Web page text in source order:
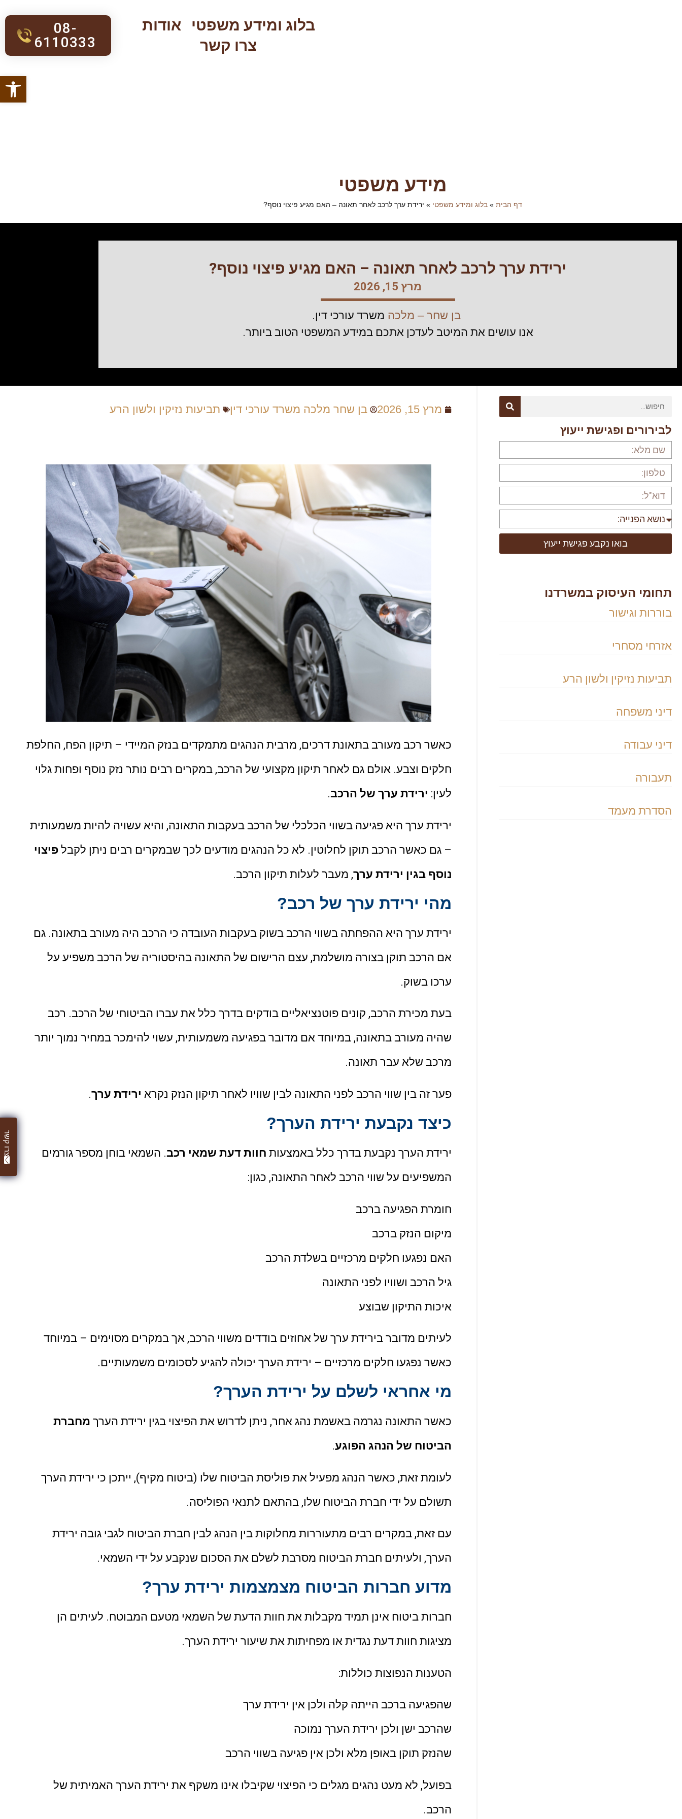
בלוג ומידע משפטי
אודות
צרו קשר
08-
6110333
מידע משפטי
דף הבית » בלוג ומידע משפטי » ירידת ערך לרכב לאחר תאונה – האם מגיע פיצוי נוסף?
ירידת ערך לרכב לאחר תאונה – האם מגיע פיצוי נוסף?
מרץ 15, 2026
בן שחר – מלכה משרד עורכי דין.
אנו עושים את המיטב לעדכן אתכם במידע המשפטי הטוב ביותר.
לבירורים ופגישת ייעוץ
בואו נקבע פגישת ייעוץ
תחומי העיסוק במשרדנו
בוררות וגישור
אזרחי מסחרי
תביעות נזיקין ולשון הרע
דיני משפחה
דיני עבודה
תעבורה
הסדרת מעמד
מרץ 15, 2026 בן שחר מלכה משרד עורכי דין תביעות נזיקין ולשון הרע
כאשר רכב מעורב בתאונת דרכים, מרבית הנהגים מתמקדים בנזק המיידי – תיקון הפח, החלפת
חלקים וצבע. אולם גם לאחר תיקון מקצועי של הרכב, במקרים רבים נותר נזק נוסף ופחות גלוי
לעין: ירידת ערך של הרכב.
ירידת ערך היא פגיעה בשווי הכלכלי של הרכב בעקבות התאונה, והיא עשויה להיות משמעותית
– גם כאשר הרכב תוקן לחלוטין. לא כל הנהגים מודעים לכך שבמקרים רבים ניתן לקבלפיצוי
נוסף בגין ירידת ערך, מעבר לעלות תיקון הרכב.
מהי ירידת ערך של רכב?
ירידת ערך היא ההפחתה בשווי הרכב בשוק בעקבות העובדה כי הרכב היה מעורב בתאונה. גם
אם הרכב תוקן בצורה מושלמת, עצם הרישום של התאונה בהיסטוריה של הרכב משפיע על
ערכו בשוק.
בעת מכירת הרכב, קונים פוטנציאליים בודקים בדרך כלל את עברו הביטוחי של הרכב. רכב
שהיה מעורב בתאונה, במיוחד אם מדובר בפגיעה משמעותית, עשוי להימכר במחיר נמוך יותר
מרכב שלא עבר תאונה.
פער זה בין שווי הרכב לפני התאונה לבין שוויו לאחר תיקון הנזק נקרא ירידת ערך.
כיצד נקבעת ירידת הערך?
ירידת הערך נקבעת בדרך כלל באמצעות חוות דעת שמאי רכב. השמאי בוחן מספר גורמים
המשפיעים על שווי הרכב לאחר התאונה, כגון:
חומרת הפגיעה ברכב
מיקום הנזק ברכב
האם נפגעו חלקים מרכזיים בשלדת הרכב
גיל הרכב ושוויו לפני התאונה
איכות התיקון שבוצע
לעיתים מדובר בירידת ערך של אחוזים בודדים משווי הרכב, אך במקרים מסוימים – במיוחד
כאשר נפגעו חלקים מרכזיים – ירידת הערך יכולה להגיע לסכומים משמעותיים.
מי אחראי לשלם על ירידת הערך?
כאשר התאונה נגרמה באשמת נהג אחר, ניתן לדרוש את הפיצוי בגין ירידת הערך מחברת
הביטוח של הנהג הפוגע.
לעומת זאת, כאשר הנהג מפעיל את פוליסת הביטוח שלו (ביטוח מקיף), ייתכן כי ירידת הערך
תשולם על ידי חברת הביטוח שלו, בהתאם לתנאי הפוליסה.
עם זאת, במקרים רבים מתעוררות מחלוקות בין הנהג לבין חברת הביטוח לגבי גובה ירידת
הערך, ולעיתים חברת הביטוח מסרבת לשלם את הסכום שנקבע על ידי השמאי.
מדוע חברות הביטוח מצמצמות ירידת ערך?
חברות ביטוח אינן תמיד מקבלות את חוות הדעת של השמאי מטעם המבוטח. לעיתים הן
מציגות חוות דעת נגדית או מפחיתות את שיעור ירידת הערך.
הטענות הנפוצות כוללות:
שהפגיעה ברכב הייתה קלה ולכן אין ירידת ערך
שהרכב ישן ולכן ירידת הערך נמוכה
שהנזק תוקן באופן מלא ולכן אין פגיעה בשווי הרכב
בפועל, לא מעט נהגים מגלים כי הפיצוי שקיבלו אינו משקף את ירידת הערך האמיתית של
הרכב.
צרו קשר
פתח